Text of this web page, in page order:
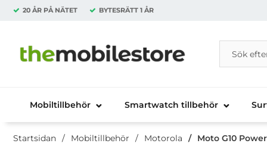
20 ÅR PÅ NÄTET BYTESRÄTT 1 ÅR
Startsidan för Danira Telecom AB
Sök
Sök på
Mobiltillbehör Smartwatch tillbehör
Startsidan Mobiltillbehör Motorola Moto G10